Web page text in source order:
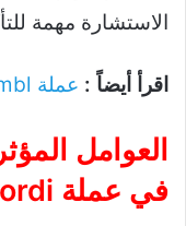
الاستشارة مهمة
اقرأ أيضاً : عملة mbl حلال ام حرام
العوامل
في عملة ordi